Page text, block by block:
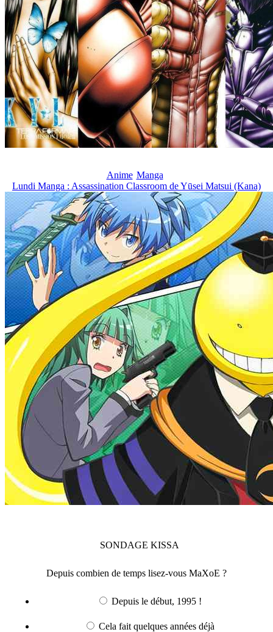
Anime Manga
Lundi Manga : Assassination Classroom de Yūsei Matsui (Kana)
SONDAGE KISSA
Depuis combien de temps lisez-vous MaXoE ?
Depuis le début, 1995 !
Cela fait quelques années déjà